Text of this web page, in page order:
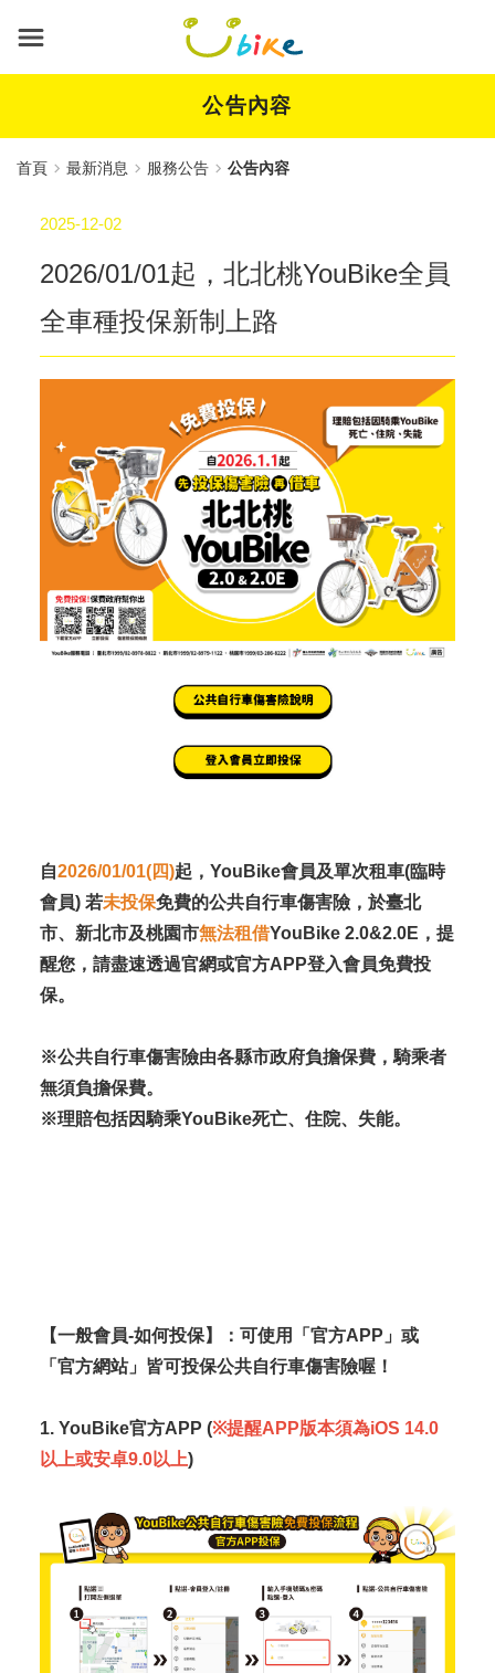
要
公告內容
首頁 最新消息 服務公告 公告內容
2025-12-02
2026/01/01起，北北桃YouBike全員
全車種投保新制上路
自2026/01/01(四)起，YouBike會員及單次租車(臨時
會員) 若未投保免費的公共自行車傷害險，於臺北
市、新北市及桃園市無法租借YouBike 2.0&2.0E，提
醒您，請盡速透過官網或官方APP登入會員免費投
保。
※公共自行車傷害險由各縣市政府負擔保費，騎乘者
無須負擔保費。
※理賠包括因騎乘YouBike死亡、住院、失能。
【一般會員-如何投保】：可使用「官方APP」或
「官方網站」皆可投保公共自行車傷害險喔！
1. YouBike官方APP (※提醒APP版本須為iOS 14.0
以上或安卓9.0以上)